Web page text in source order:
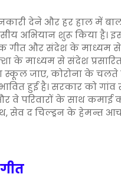
देने और हर हाल में
अभियान शुरू किया है।
गीत और संदेश के माध्यम
के माध्यम से संदेश
स्कूल जाए, कोरोना के
हुई है। सरकार को
और वे परिवारों के साथ
सेव द चिल्ड्रन के हेमन्त